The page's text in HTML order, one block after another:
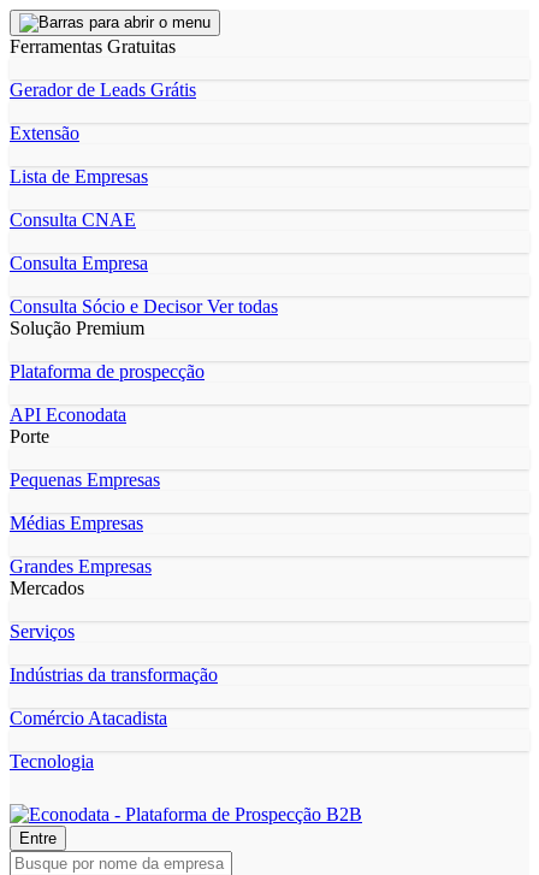
Ferramentas Gratuitas
Gerador de Leads Grátis
Extensão
Lista de Empresas
Consulta CNAE
Consulta Empresa
Consulta Sócio e DecisorVer todas
Solução Premium
Plataforma de prospecção
API Econodata
Porte
Pequenas Empresas
Médias Empresas
Grandes Empresas
Mercados
Serviços
Indústrias da transformação
Comércio Atacadista
Tecnologia
Entre